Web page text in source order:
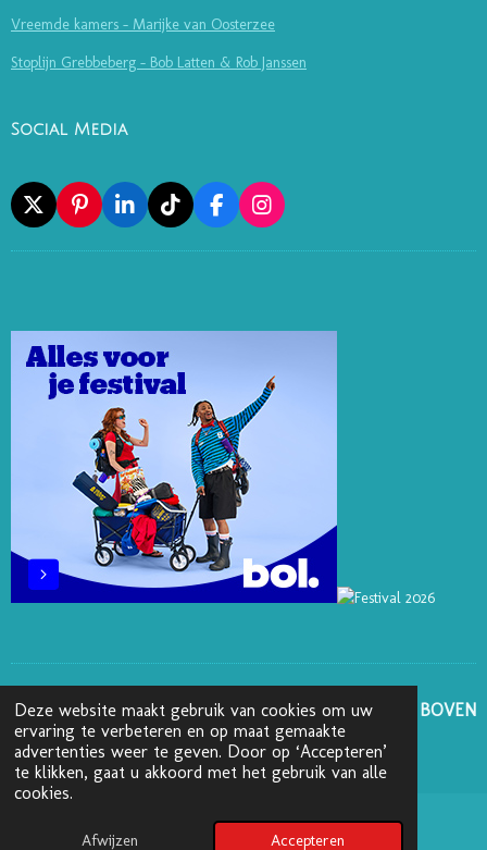
Deze website maakt gebruik van cookies om uw
ervaring te verbeteren en op maat gemaakte
advertenties weer te geven. Door op ‘Accepteren’
te klikken, gaat u akkoord met het gebruik van alle
cookies.
Afwijzen Accepteren
Vreemde kamers - Marijke van Oosterzee
Stoplijn Grebbeberg - Bob Latten & Rob Janssen
Social Media
X
P
I
N
E
S
T
L
I
N
I
N
T
I
K
F
A
C
O
I
N
S
R
M
GA NAAR BOVEN
© 2025 - 2026 Boekenblog van Ann